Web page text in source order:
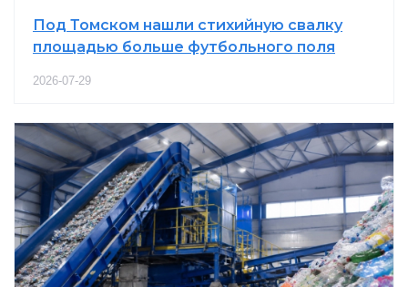
Под Томском нашли стихийную свалку
площадью больше футбольного поля
2026-07-29